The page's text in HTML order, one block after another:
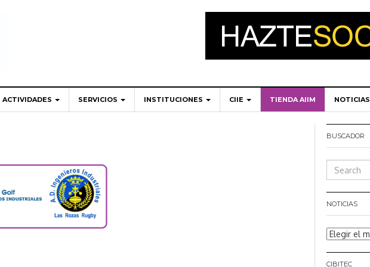
ACTIVIDADES SERVICIOS INSTITUCIONES CIIE TIENDA AIIM NOTICIAS
BUSCADOR
NOTICIAS
Noticias
CIBITEC